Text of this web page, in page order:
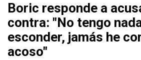
Boric responde a
contra: "No tengo
esconder, jamás he
acoso"